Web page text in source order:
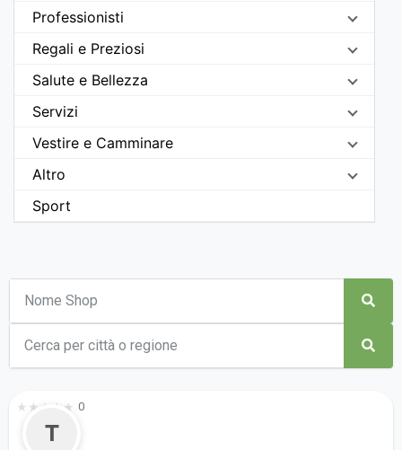
Professionisti
Regali e Preziosi
Salute e Bellezza
Servizi
Vestire e Camminare
Altro
Sport
T
★ ★ ★ ★ ★ 0